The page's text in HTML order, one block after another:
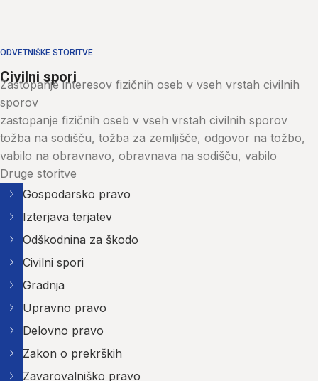
ODVETNIŠKE STORITVE
Civilni spori
Zastopanje interesov fizičnih oseb v vseh vrstah civilnih
sporov
zastopanje fizičnih oseb v vseh vrstah civilnih sporov
tožba na sodišču, tožba za zemljišče, odgovor na tožbo,
vabilo na obravnavo, obravnava na sodišču, vabilo
Druge storitve
Gospodarsko pravo
Izterjava terjatev
Odškodnina za škodo
Civilni spori
Gradnja
Upravno pravo
Delovno pravo
Zakon o prekrških
Zavarovalniško pravo